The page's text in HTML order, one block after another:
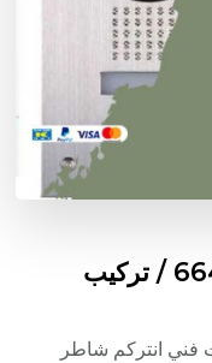
فني انتركم العديلية / 66428585 / تركيب
فني انتركم شاطر